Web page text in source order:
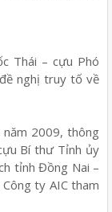
Thái – cựu Phó
nghị truy tố về
2009, thông
Bí thư Tỉnh ủy
tỉnh Đồng Nai –
ty AIC tham